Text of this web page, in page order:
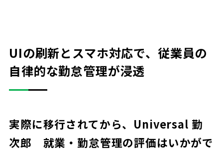
UIの刷新とスマホ対応で、従業員の
自律的な勤怠管理が浸透
実際に移行されてから、Universal 勤
次郎 就業・勤怠管理の評価はいかがで